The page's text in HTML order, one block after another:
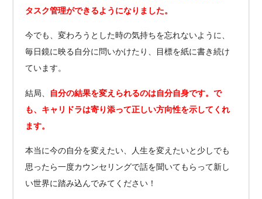
タスク管理ができるようになりました。
今でも、変わろうとした時の気持ちを忘れないように、
毎日鏡に映る自分に問いかけたり、目標を紙に書き続け
ています。
結局、
自分の結果を変えられるのは自分自身です。で
も、キャリドラは寄り添って正しい方向性を示してくれ
ます。
本当に今の自分を変えたい、人生を変えたいと少しでも
思ったら一度カウンセリングで話を聞いてもらって新し
い世界に踏み込んでみてください！